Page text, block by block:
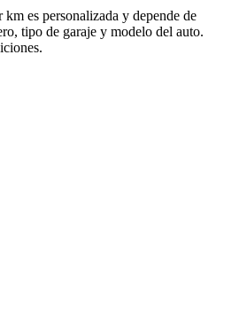
es personalizada y depende de
tipo de garaje y modelo del auto.